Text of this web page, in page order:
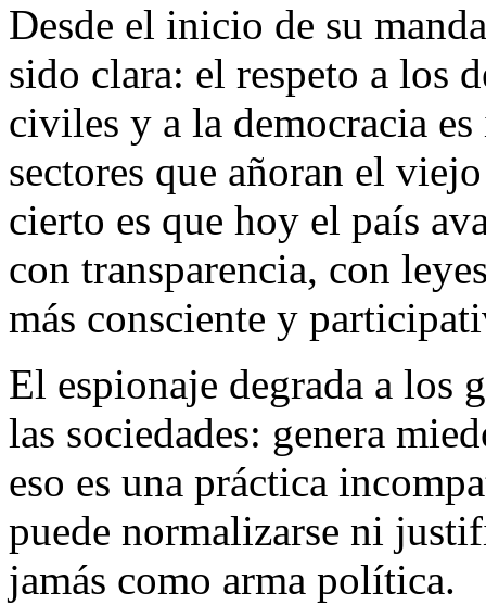
Desde el inicio de su
sido clara: el respeto a los
civiles y a la democracia
sectores que añoran el
cierto es que hoy el país
con transparencia, con
más consciente y
El espionaje degrada a los
las sociedades: genera
eso es una práctica
puede normalizarse ni
jamás como arma política.